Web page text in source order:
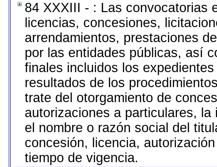
84 XXXIII - : Las convocatorias
licencias, concesiones,
arrendamientos, prestaciones
por las entidades públicas, así
finales incluidos los
resultados de los
trate del otorgamiento de
autorizaciones a particulares,
el nombre o razón social del
concesión, licencia,
tiempo de vigencia.